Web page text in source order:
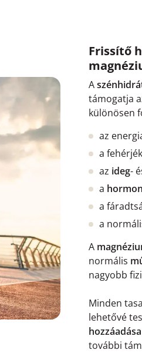
Frissítő
A
támogatja
különösen
az
a
az ideg-
a
a
a
A
normális
nagyobb
Minden
lehetővé
további